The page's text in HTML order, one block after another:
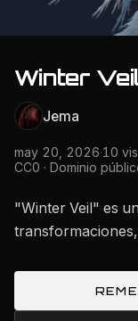
Winter
Jema
may 20, 2026·10
CC0 · Dominio
"Winter Veil" es